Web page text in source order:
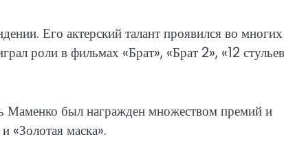
Его актерский талант проявился во многих
роли в фильмах «Брат», «Брат 2», «12
Маменко был награжден множеством премий и
«Золотая маска».